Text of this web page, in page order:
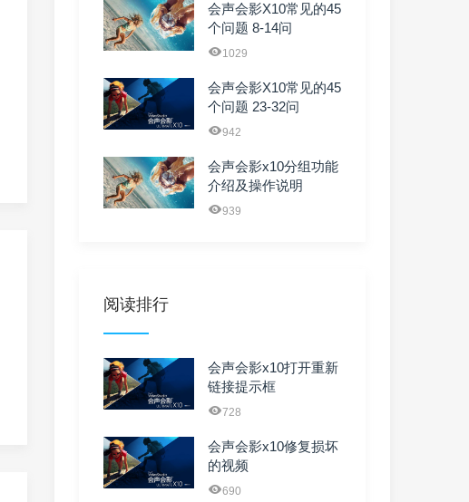
会声会影X10常见的45
个问题 8-14问
1029
会声会影X10常见的45
个问题 23-32问
942
会声会影x10分组功能
介绍及操作说明
939
阅读排行
会声会影x10打开重新
链接提示框
728
会声会影x10修复损坏
的视频
690